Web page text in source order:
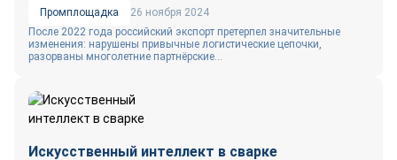
Промплощадка
26 ноября 2024
После 2022 года российский экспорт претерпел значительные
изменения: нарушены привычные логистические цепочки,
разорваны многолетние партнёрские...
Искусственный интеллект в сварке